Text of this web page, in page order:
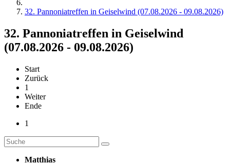
32. Pannoniatreffen in Geiselwind (07.08.2026 - 09.08.2026)
32. Pannoniatreffen in Geiselwind
(07.08.2026 - 09.08.2026)
Start
Zurück
1
Weiter
Ende
1
Matthias